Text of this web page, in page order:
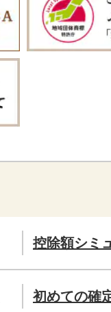
控除額シミ
初めての確